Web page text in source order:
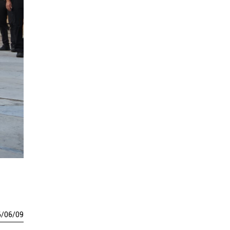
/06/09